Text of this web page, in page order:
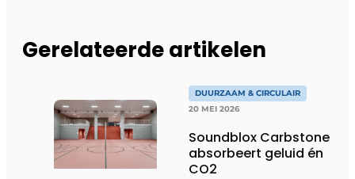
Gerelateerde artikelen
DUURZAAM & CIRCULAIR
20 MEI 2026
Soundblox Carbstone
absorbeert geluid én
CO2